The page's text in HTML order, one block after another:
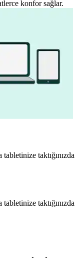
konfor sağlar.
taktığınızda
taktığınızda